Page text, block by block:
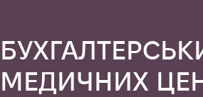
МЕДИЧНИХ